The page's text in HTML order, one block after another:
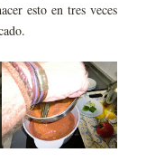
esto en tres veces